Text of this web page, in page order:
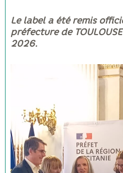
Le label a été remis
préfecture de
2026.